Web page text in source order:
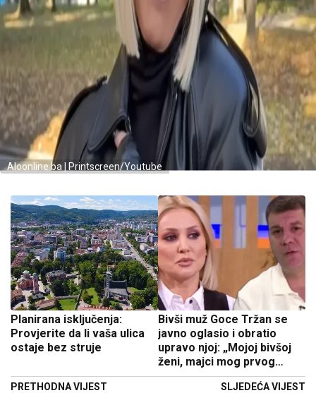
Aloonline.ba | Printscreen/Youtube
Planirana isključenja:
Provjerite da li vaša ulica
ostaje bez struje
PRETHODNA VIJEST
Bivši muž Goce Tržan se
javno oglasio i obratio
upravo njoj: „Mojoj bivšoj
ženi, majci mog prvog
djeteta…“
SLJEDEĆA VIJEST